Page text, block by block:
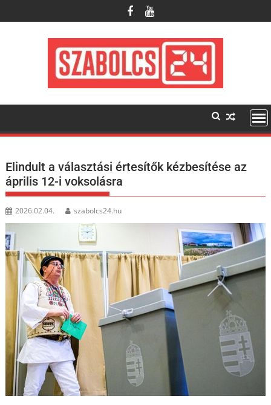
to
Elindult a választási értesítők kézbesítése az
április 12-i voksolásra
2026.02.04. szabolcs24.hu